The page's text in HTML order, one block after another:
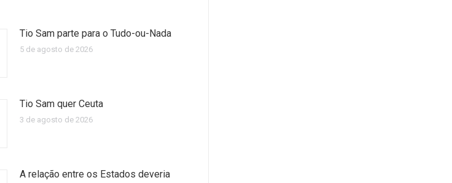
Tio Sam parte para o Tudo-ou-Nada
5 de agosto de 2026
Tio Sam quer Ceuta
3 de agosto de 2026
A relação entre os Estados deveria